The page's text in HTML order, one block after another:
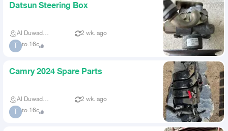
Datsun Steering Box
Al Duwadimi 2 wk. ago
T to.16c
Camry 2024 Spare Parts
Al Duwadimi 2 wk. ago
T to.16c